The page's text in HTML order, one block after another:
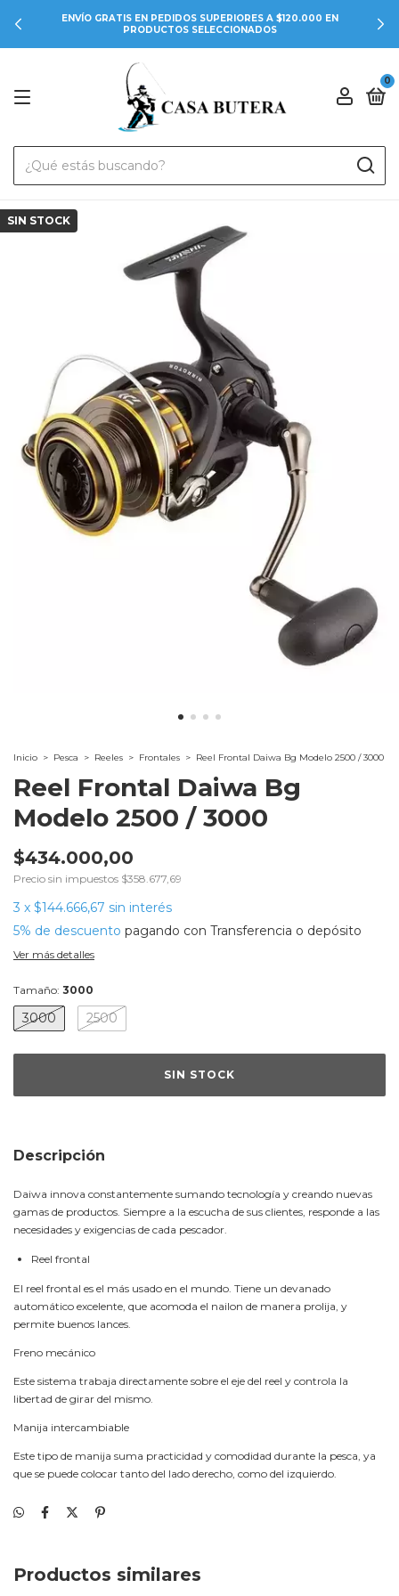
ENVÍO GRATIS EN PEDIDOS SUPERIORES A $120.000 EN
PRODUCTOS SELECCIONADOS
0
SIN STOCK
Inicio > Pesca > Reeles > Frontales > Reel Frontal Daiwa Bg Modelo 2500 / 3000
Reel Frontal Daiwa Bg
Modelo 2500 / 3000
$434.000,00
Precio sin impuestos $358.677,69
3 x $144.666,67 sin interés
5% de descuento pagando con Transferencia o depósito
Ver más detalles
Tamaño: 3000
3000 2500
Descripción
Daiwa innova constantemente sumando tecnología y creando nuevas
gamas de productos. Siempre a la escucha de sus clientes, responde a las
necesidades y exigencias de cada pescador.
Reel frontal
El reel frontal es el más usado en el mundo. Tiene un devanado
automático excelente, que acomoda el nailon de manera prolija, y
permite buenos lances.
Freno mecánico
Este sistema trabaja directamente sobre el eje del reel y controla la
libertad de girar del mismo.
Manija intercambiable
Este tipo de manija suma practicidad y comodidad durante la pesca, ya
que se puede colocar tanto del lado derecho, como del izquierdo.
Productos similares